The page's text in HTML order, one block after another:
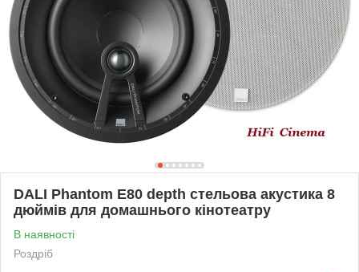
DALI Phantom E80 depth стельова акустика 8
дюймів для домашнього кінотеатру
В наявності
Роздріб